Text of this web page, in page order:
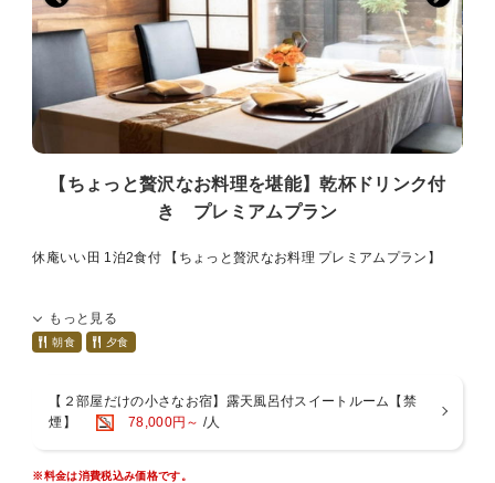
本間 15畳
次の間 10畳 セミダブルベッド2台
掘りごたつ和室 4.5畳
ダイニング
内風呂、露天風呂
テラス、庭
■露天風呂■ 部屋の間取りは同じですのでどちらかになります
「那須の庵」岩風呂
「塩原の庵」ゆったり広め（ひのき枠）
ご希望がある方は備考欄に記入いただくか、宿に直接お問い合わせく
予約状況によりご用意できない場合があります。
喫煙はテラスにてお願いいたします。
【ご夕食】創作和食会席料理 （栃木和牛）
くした季節の会席料理。
【ちょっと贅沢なお料理を堪能】乾杯ドリンク付
き プレミアムプラン
休庵いい田 1泊2食付 【ちょっと贅沢なお料理 プレミアムプラン】
96平米の広々とした露天風呂付客室
和モダンなスイートルーム
フロントがございません、お部屋にて承っております。
・ウェルカムドリンク
もっと見る
朝食 夕食
【２部屋だけの小さなお宿】露天風呂付スイートルーム【禁
煙】
78,000円～ /人
※料金は消費税込み価格です。